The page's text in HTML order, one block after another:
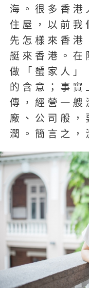
海。很多香港
住屋，以前我
先怎樣來香港
艇來香港。在
做「蜑家人」
的含意；事實
傳，經營一艘
廠、公司般，
潤。簡言之，